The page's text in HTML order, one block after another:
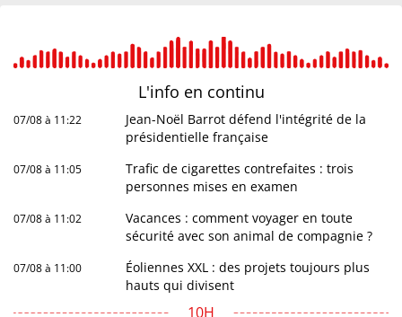
L'info en continu
07/08 à 11:22
Jean-Noël Barrot défend l'intégrité de la
présidentielle française
07/08 à 11:05
Trafic de cigarettes contrefaites : trois
personnes mises en examen
07/08 à 11:02
Vacances : comment voyager en toute
sécurité avec son animal de compagnie ?
07/08 à 11:00
Éoliennes XXL : des projets toujours plus
hauts qui divisent
10H